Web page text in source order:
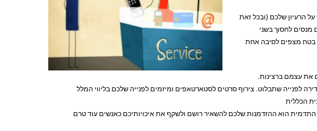
הרעיון שלכם (ובכל זאת
מנסים לחסוך בשני
בטח מצפים לסיבה אחת
את עצמם ברצינות.
לפנייה שתבלוט. צירוף סרטים לסטארטאפים ומיזמים לפנייה שלכם בליווי המלל
הכללית
הוא ההזדמנות שלכם להשאיר רושם ולשקף את איכויותיכם כאנשים עוד טרם